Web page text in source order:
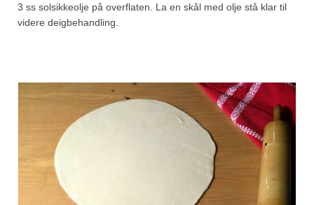
3 ss solsikkeolje på overflaten. La en skål med olje stå klar til
videre deigbehandling.